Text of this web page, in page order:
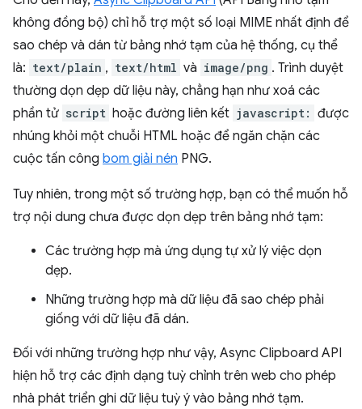
không đồng bộ) chỉ hỗ trợ một số loại MIME nhất định để
sao chép và dán từ bảng nhớ tạm của hệ thống, cụ thể
là: text/plain , text/html và image/png . Trình duyệt
thường dọn dẹp dữ liệu này, chẳng hạn như xoá các
phần tử script hoặc đường liên kết javascript: được
nhúng khỏi một chuỗi HTML hoặc để ngăn chặn các
cuộc tấn công bom giải nén PNG.
Tuy nhiên, trong một số trường hợp, bạn có thể muốn hỗ
trợ nội dung chưa được dọn dẹp trên bảng nhớ tạm:
Các trường hợp mà ứng dụng tự xử lý việc dọn
dẹp.
Những trường hợp mà dữ liệu đã sao chép phải
giống với dữ liệu đã dán.
Đối với những trường hợp như vậy, Async Clipboard API
hiện hỗ trợ các định dạng tuỳ chỉnh trên web cho phép
nhà phát triển ghi dữ liệu tuỳ ý vào bảng nhớ tạm.